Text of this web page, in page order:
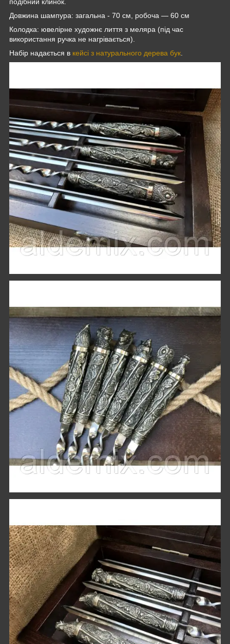
подібний клинок.
Довжина шампура: загальна - 70 см, робоча — 60 см
Колодка: ювелірне художнє лиття з меляра (під час
використання ручка не нагрівається).
Набір надається в кейсі з натурального дерева бук.